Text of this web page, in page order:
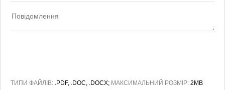
ТИПИ ФАЙЛІВ: .PDF, .DOC, .DOCX; МАКСИМАЛЬНИЙ РОЗМІР: 2MB